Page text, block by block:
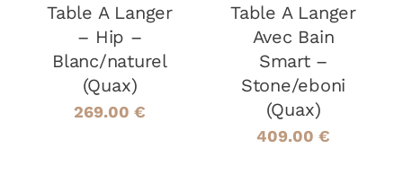
Table A Langer
– Hip –
Blanc/naturel
(Quax)
269.00 €
Table A Langer
Avec Bain
Smart –
Stone/eboni
(Quax)
409.00 €